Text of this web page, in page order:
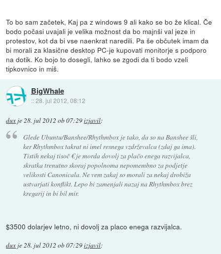
To bo sam začetek, Kaj pa z windows 9 ali kako se bo že klical. Če
bodo počasi uvajali je velika možnost da bo majnši val jeze in
protestov, kot da bi vse naenkrat naredili. Pa še občutek imam da
bi morali za klasične desktop PC-je kupovati monitorje s podporo
na dotik. Ko bojo to dosegli, lahko se zgodi da ti bodo vzeli
tipkovnico in miš.
BigWhale
::28. jul 2012, 08:12
dux je28. jul 2012 ob 07:29izjavil:
Glede Ubuntu/Banshee/Rhythmbox je tako, da so na Banshee šli,
ker Rhythmbox takrat ni imel resnega vzdrževalca (zdaj ga ima).
Tistih nekaj tisoč € je morda dovolj za plačo enega razvijalca,
skratka trenutno skoraj popolnoma nepomembno za podjetje
velikosti Canonicala. Ne vem zakaj so morali za nekaj drobiža
ustvarjati konflikt. Lepo bi zamenjali nazaj na Rhythmbox brez
kregarij in bi bil mir.
$3500 dolarjev letno, ni dovolj za placo enega razvijalca.
dux je 28. jul 2012 ob 07:29izjavil: